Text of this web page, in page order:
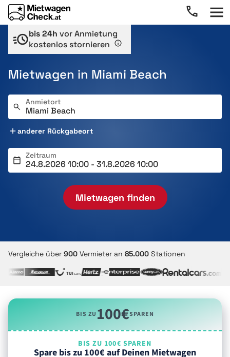
bis 24h vor Anmietung
kostenlos stornieren
Mietwagen in Miami Beach
Anmietort
anderer Rückgabeort
Zeitraum
Mietwagen finden
Vergleiche über 900 Vermieter an 85.000 Stationen
BIS ZU100€SPAREN
BIS ZU 100€ SPAREN
Spare bis zu 100€ auf Deinen Mietwagen